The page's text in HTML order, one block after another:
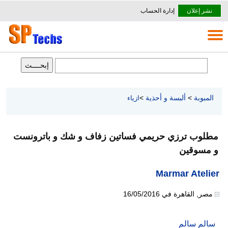
نشر إعلان إدارة الحساب
المبوبة > ألبسة و أحذية >ازياء
مطلوب ترزي حريمي فساتين زفاف و شك و باترونست
و مسوقين
Marmar Atelier
مصر القاهرة في 16/05/2016
سالم سالم